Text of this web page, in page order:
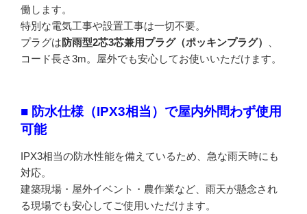
働します。
特別な電気工事や設置工事は一切不要。
プラグは防雨型2芯3芯兼用プラグ（ポッキンプラグ）
、
コード長さ3m。屋外でも安心してお使いいただけます。
■ 防水仕様（IPX3相当）で屋内外問わず使用
可能
IPX3相当の防水性能を備えているため、急な雨天時にも
対応。
建築現場・屋外イベント・農作業など、雨天が懸念され
る現場でも安心してご使用いただけます。